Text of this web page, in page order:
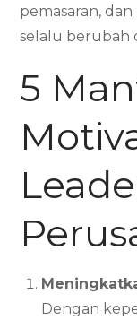
pemasaran,
selalu berubah
5
Dengan